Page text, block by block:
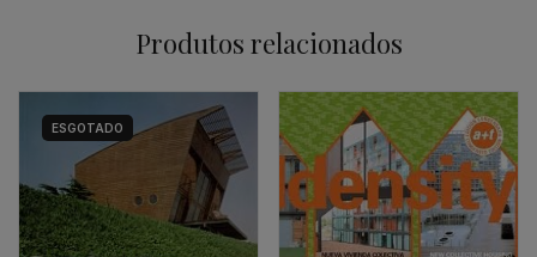
Produtos relacionados
ESGOTADO